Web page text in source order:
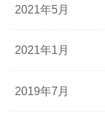
2021年5月
2021年1月
2019年7月